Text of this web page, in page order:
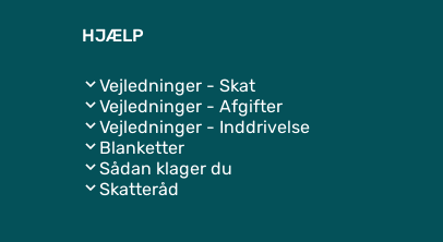
HJÆLP
Vejledninger - Skat
Vejledninger - Afgifter
Vejledninger - Inddrivelse
Blanketter
Sådan klager du
Skatteråd